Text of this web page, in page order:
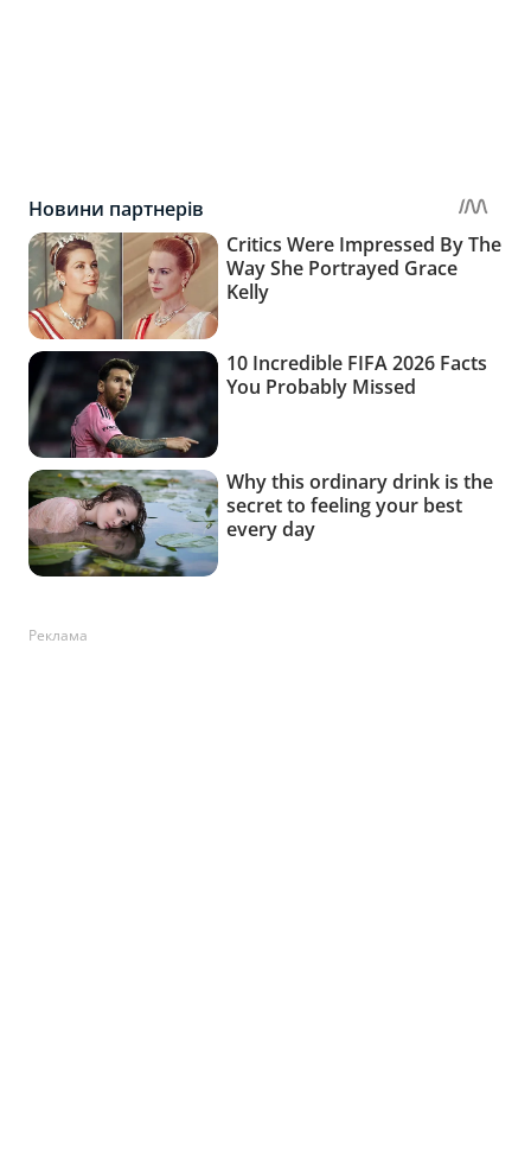
Реклама